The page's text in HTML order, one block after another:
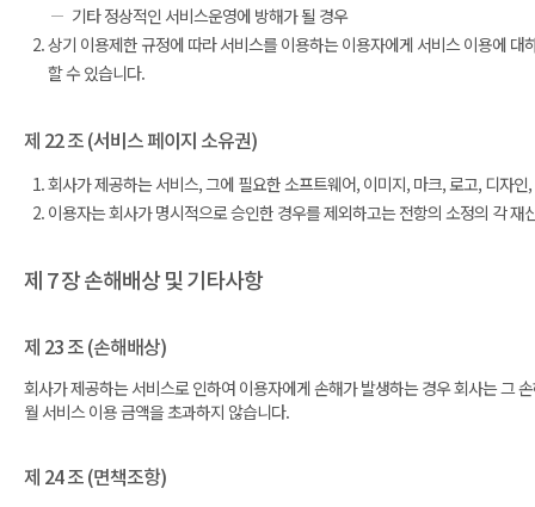
기타 정상적인 서비스운영에 방해가 될 경우
상기 이용제한 규정에 따라 서비스를 이용하는 이용자에게 서비스 이용에
할 수 있습니다.
제 22 조 (서비스 페이지 소유권)
회사가 제공하는 서비스, 그에 필요한 소프트웨어, 이미지, 마크, 로고, 디자
이용자는 회사가 명시적으로 승인한 경우를 제외하고는 전항의 소정의 각
제 7 장 손해배상 및 기타사항
제 23 조 (손해배상)
회사가 제공하는 서비스로 인하여 이용자에게 손해가 발생하는 경우 회사는 그
월 서비스 이용 금액을 초과하지 않습니다.
제 24 조 (면책조항)